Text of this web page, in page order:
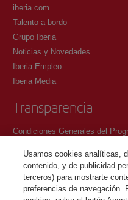
iberia.com
Talento a bordo
Grupo Iberia
Noticias y Novedades
Iberia Empleo
Iberia Media
Transparencia
Condiciones Generales del
Política de protección de datos
Gestión y Política de cookies
Contacto
Usamos cookies analíticas,
contenido, y de publicidad
terceros) para mostrarte
preferencias de navegación.